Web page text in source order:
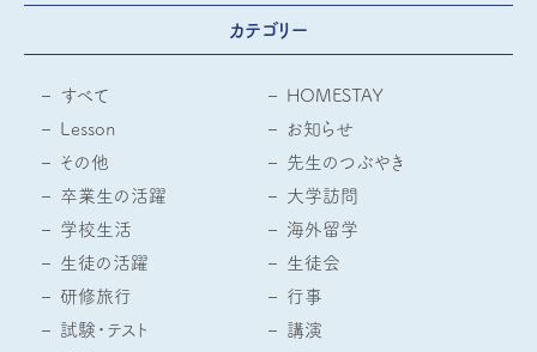
カテゴリー
すべて
HOMESTAY
Lesson
お知らせ
その他
先生のつぶやき
卒業生の活躍
大学訪問
学校生活
海外留学
生徒の活躍
生徒会
研修旅行
行事
試験・テスト
講演